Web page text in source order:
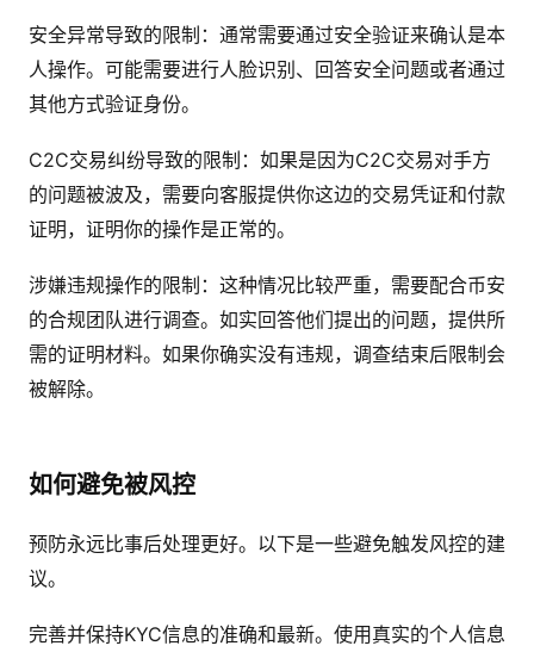
安全异常导致的限制：通常需要通过安全验证来确认是本
人操作。可能需要进行人脸识别、回答安全问题或者通过
其他方式验证身份。
C2C交易纠纷导致的限制：如果是因为C2C交易对手方
的问题被波及，需要向客服提供你这边的交易凭证和付款
证明，证明你的操作是正常的。
涉嫌违规操作的限制：这种情况比较严重，需要配合币安
的合规团队进行调查。如实回答他们提出的问题，提供所
需的证明材料。如果你确实没有违规，调查结束后限制会
被解除。
如何避免被风控
预防永远比事后处理更好。以下是一些避免触发风控的建
议。
完善并保持KYC信息的准确和最新。使用真实的个人信息